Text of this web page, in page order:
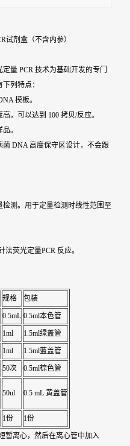
试剂盒（不含内参）
量 PCR 技术为基础开发的专门
列特点：
模板。
，可以达到 100 拷贝/反应。
。
DNA 高度保守区设计，不会跟
测。用于定量检测时线性范围至
法荧光定量PCR 反应。
规格 包装
0.5mL 0.5ml本色管
1ml 1.5ml绿盖管
1ml 1.5ml蓝盖管
50次 0.5ml棕色管
50ul 0.5 mL 黄盖管
1份 1份
暂离心，然后在离心管中加入